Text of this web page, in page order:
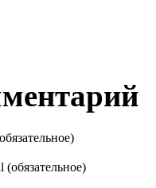
(обязательное)